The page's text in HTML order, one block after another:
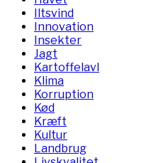
Iltsvind
Innovation
Insekter
Jagt
Kartoffelavl
Klima
Korruption
Kød
Kræft
Kultur
Landbrug